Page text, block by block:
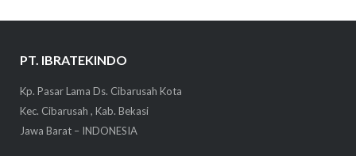
PT. IBRATEKINDO
Kp. Pasar Lama Ds. Cibarusah Kota
Kec. Cibarusah , Kab. Bekasi
Jawa Barat – INDONESIA